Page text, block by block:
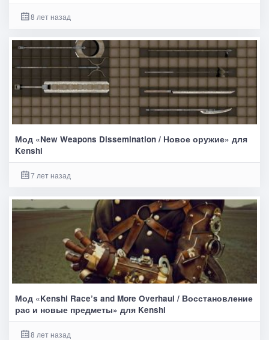
8 лет назад
Мод «New Weapons Dissemination / Новое оружие» для
Kenshi
7 лет назад
Мод «Kenshi Race’s and More Overhaul / Восстановление
рас и новые предметы» для Kenshi
8 лет назад